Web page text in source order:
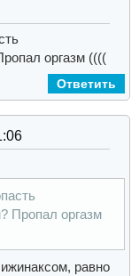
оргазм ((((
Ответить
Пропал оргазм
равно